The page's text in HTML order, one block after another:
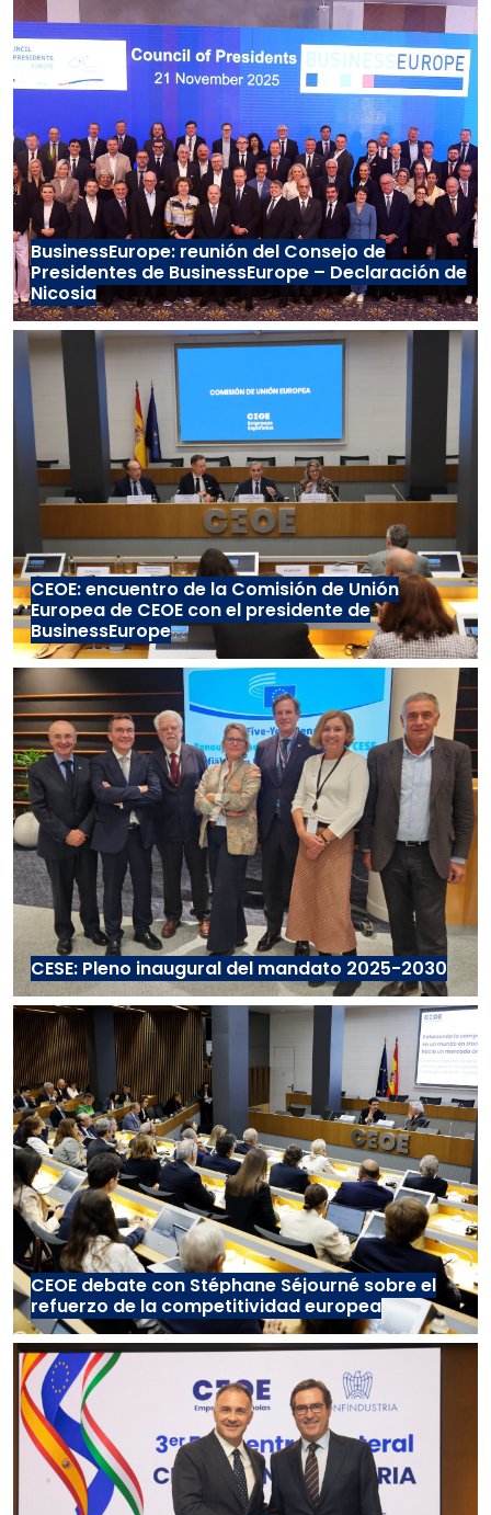
BusinessEurope: reunión del Consejo de
Presidentes de BusinessEurope – Declaración de
Nicosia
CEOE: encuentro de la Comisión de Unión
Europea de CEOE con el presidente de
BusinessEurope
CESE: Pleno inaugural del mandato 2025-2030
CEOE debate con Stéphane Séjourné sobre el
refuerzo de la competitividad europea